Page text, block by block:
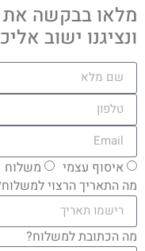
מלאו בבקשה את
ונציגנו ישוב
איסוף עצמי
משלוח
מה התאריך הרצוי
מה הכתובת למשלוח?